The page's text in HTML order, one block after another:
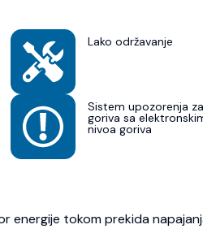
Lako održavanje
Sistem upozorenja
goriva sa
nivoa goriva
tokom prekida